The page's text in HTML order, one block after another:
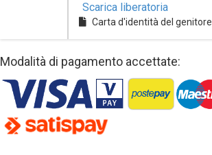
Scarica liberatoria
Carta d'identità del genitore
Modalità di pagamento accettate: